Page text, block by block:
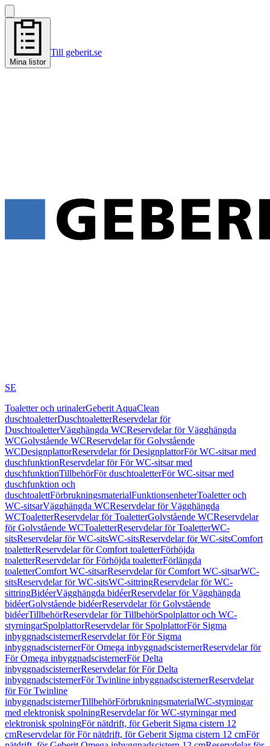
Mina listor
Till geberit.se
SE
Toaletter och urinalerGeberit AquaClean
duschtoaletterDuschtoaletterReservdelar för
DuschtoaletterVägghängda WCReservdelar för Vägghängda
WCGolvstående WCReservdelar för Golvstående
WCDesignplattorReservdelar för DesignplattorFör WC-sitsar med
duschfunktionReservdelar för För WC-sitsar med
duschfunktionTillbehörFör duschtoaletterFör WC-sitsar med
duschfunktion och
duschtoalettFörbrukningsmaterialFunktionsenheterToaletter och
WC-sitsarVägghängda WCReservdelar för Vägghängda
WCToaletterReservdelar för ToaletterGolvstående WCReservdelar
för Golvstående WCToaletterReservdelar för ToaletterWC-
sitsReservdelar för WC-sitsWC-sitsReservdelar för WC-sitsComfort
toaletterReservdelar för Comfort toaletterFörhöjda
toaletterReservdelar för Förhöjda toaletterFörlängda
toaletterComfort WC-sitsarReservdelar för Comfort WC-sitsarWC-
sitsReservdelar för WC-sitsWC-sittringReservdelar för WC-
sittringBidéerVägghängda bidéerReservdelar för Vägghängda
bidéerGolvstående bidéerReservdelar för Golvstående
bidéerTillbehörReservdelar för TillbehörSpolplattor och WC-
styrningarSpolplattorReservdelar för SpolplattorFör Sigma
inbyggnadscisternerReservdelar för För Sigma
inbyggnadscisternerFör Omega inbyggnadscisternerReservdelar för
För Omega inbyggnadscisternerFör Delta
inbyggnadscisternerReservdelar för För Delta
inbyggnadscisternerFör Twinline inbyggnadscisternerReservdelar
för För Twinline
inbyggnadscisternerTillbehörFörbrukningsmaterialWC-styrningar
med elektronisk spolningReservdelar för WC-styrningar med
elektronisk spolningFör nätdrift, för Geberit Sigma cistern 12
cmReservdelar för För nätdrift, för Geberit Sigma cistern 12 cmFör